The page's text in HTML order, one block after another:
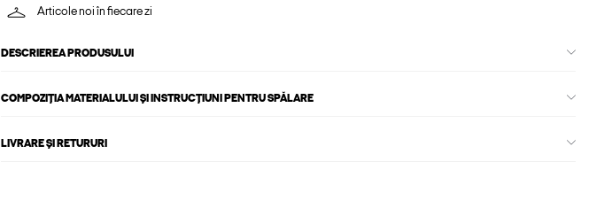
Articole noi în fiecare zi
DESCRIEREA PRODUSULUI
COMPOZIȚIA MATERIALULUI ȘI INSTRUCȚIUNI PENTRU SPĂLARE
LIVRARE ȘI RETURURI